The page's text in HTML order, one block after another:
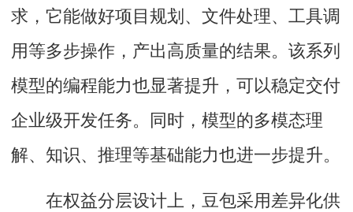
求，它能做好项目规划、文件处理、工具调
用等多步操作，产出高质量的结果。该系列
模型的编程能力也显著提升，可以稳定交付
企业级开发任务。同时，模型的多模态理
解、知识、推理等基础能力也进一步提升。
在权益分层设计上，豆包采用差异化供